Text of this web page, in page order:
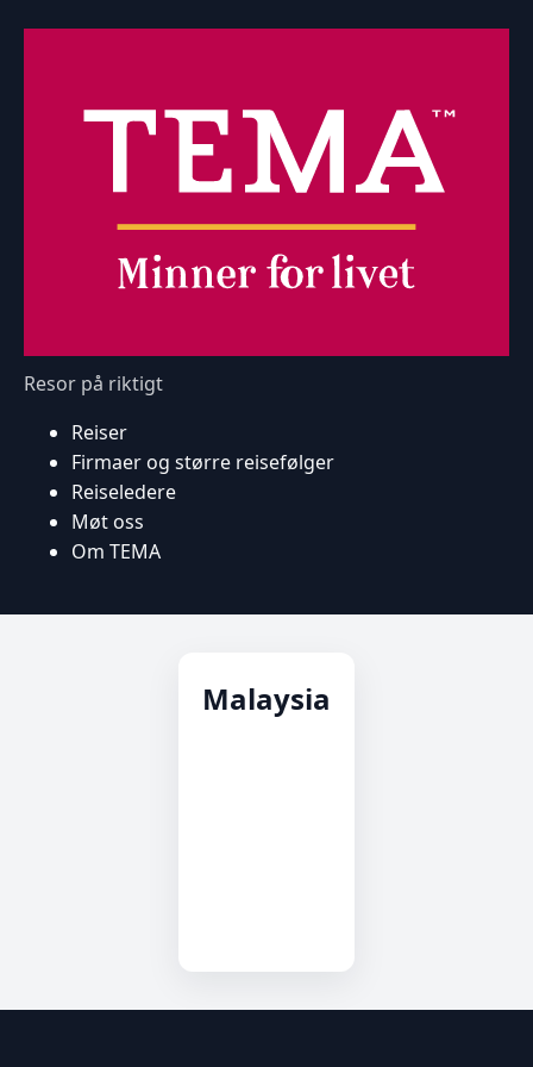
Resor på riktigt
Reiser
Firmaer og større reisefølger
Reiseledere
Møt oss
Om TEMA
Malaysia